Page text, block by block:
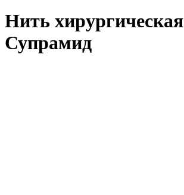
Нить хирургическая
Супрамид